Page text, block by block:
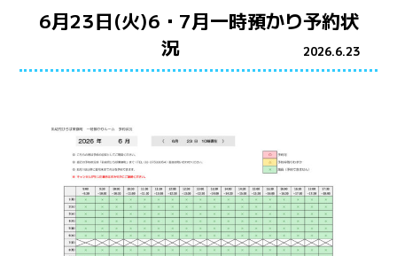
6月23日(火)6・7月一時預かり予約状
況
2026.6.23